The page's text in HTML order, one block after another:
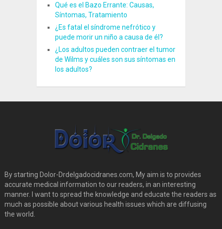
Qué es el Bazo Errante: Causas,
Síntomas, Tratamiento
¿Es fatal el síndrome nefrótico y
puede morir un niño a causa de él?
¿Los adultos pueden contraer el tumor
de Wilms y cuáles son sus síntomas en
los adultos?
By starting Dolor-Drdelgadocidranes.com, My aim is to provides
accurate medical information to our readers, in an interesting
manner. I want to spread the knowledge and educate the readers as
much as possible about various health issues which are diffusing
the world.